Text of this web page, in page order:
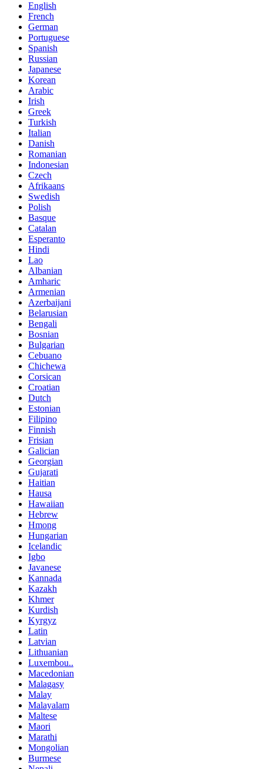
English
French
German
Portuguese
Spanish
Russian
Japanese
Korean
Arabic
Irish
Greek
Turkish
Italian
Danish
Romanian
Indonesian
Czech
Afrikaans
Swedish
Polish
Basque
Catalan
Esperanto
Hindi
Lao
Albanian
Amharic
Armenian
Azerbaijani
Belarusian
Bengali
Bosnian
Bulgarian
Cebuano
Chichewa
Corsican
Croatian
Dutch
Estonian
Filipino
Finnish
Frisian
Galician
Georgian
Gujarati
Haitian
Hausa
Hawaiian
Hebrew
Hmong
Hungarian
Icelandic
Igbo
Javanese
Kannada
Kazakh
Khmer
Kurdish
Kyrgyz
Latin
Latvian
Lithuanian
Luxembou..
Macedonian
Malagasy
Malay
Malayalam
Maltese
Maori
Marathi
Mongolian
Burmese